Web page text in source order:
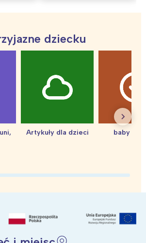
dziecku
Artykuły dla dzieci baby
tego regionu:
Śląsk
Południe
Północ
Wybieram